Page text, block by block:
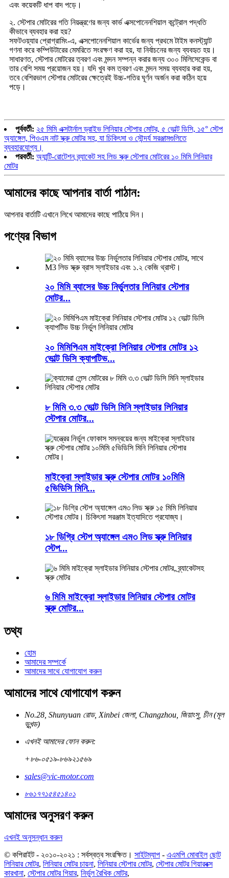
এবং কয়েকটি ধাপ বাদ পড়ে।
২. স্টেপার মোটরের গতি নিয়ন্ত্রণের জন্য কার্ভ এক্সপোনেনশিয়াল কন্ট্রোল পদ্ধতি
কীভাবে ব্যবহার করা হয়?
সফটওয়্যার প্রোগ্রামিং-এ, এক্সপোনেনশিয়াল কার্ভের জন্য প্রথমে টাইম কনস্ট্যান্ট
গণনা করে কম্পিউটারের মেমরিতে সংরক্ষণ করা হয়, যা নির্বাচনের জন্য ব্যবহৃত হয়।
সাধারণত, স্টেপার মোটরের ত্বরণ এবং মন্দন সম্পন্ন করার জন্য ৩০০ মিলিসেকেন্ড বা
তার বেশি সময় প্রয়োজন হয়। যদি খুব কম ত্বরণ এবং মন্দন সময় ব্যবহার করা হয়,
তবে বেশিরভাগ স্টেপার মোটরের ক্ষেত্রেই উচ্চ-গতির ঘূর্ণন অর্জন করা কঠিন হয়ে
পড়ে।
পূর্ববর্তী: ২৫ মিমি এক্সটার্নাল ড্রাইভ লিনিয়ার স্টেপার মোটর, ৫ ভোল্ট ডিসি, ১৫° স্টেপ
অ্যাঙ্গেল, পিওএম নাট স্ক্রু মোটর সহ, যা চিকিৎসা ও সৌন্দর্য সরঞ্জামগুলিতে
ব্যবহারযোগ্য।
পরবর্তী: অ্যান্টি-রোটেশন ব্র্যাকেট সহ লিড স্ক্রু স্টেপার মোটরের ১০ মিমি লিনিয়ার
মোটর
আমাদের কাছে আপনার বার্তা পাঠান:
আপনার বার্তাটি এখানে লিখে আমাদের কাছে পাঠিয়ে দিন।
পণ্যের বিভাগ
২০ মিমি ব্যাসের উচ্চ নির্ভুলতার লিনিয়ার স্টেপার
মোটর...
২০ মিমিপিএম মাইক্রো লিনিয়ার স্টেপার মোটর ১২
ভোল্ট ডিসি ক্যাপটিভ...
৮ মিমি ৩.৩ ভোল্ট ডিসি মিনি স্লাইডার লিনিয়ার
স্টেপার মোটর...
মাইক্রো স্লাইডার স্ক্রু স্টেপার মোটর ১০মিমি
৫ভিডিসি মিনি...
১৮ ডিগ্রি স্টেপ অ্যাঙ্গেল এম৩ লিড স্ক্রু লিনিয়ার
স্টেপ...
৬ মিমি মাইক্রো স্লাইডার লিনিয়ার স্টেপার মোটর
স্ক্রু মোটর...
তথ্য
হোম
আমাদের সম্পর্কে
আমাদের সাথে যোগাযোগ করুন
আমাদের সাথে যোগাযোগ করুন
No.28, Shunyuan রোড, Xinbei জেলা, Changzhou, জিয়াংসু, চীন (মূল
ভূখন্ড)
এখনই আমাদের ফোন করুন:
+৮৬-০৫১৯-৮৬৯২১৫৬৯
sales@vic-motor.com
৮৬১৭৭১৫৪৫১৪০১
আমাদের অনুসরণ করুন
এখনই অনুসন্ধান করুন
© কপিরাইট - ২০১০-২০২১ : সর্বস্বত্ব সংরক্ষিত। সাইটম্যাপ - এএমপি মোবাইল ছোট
লিনিয়ার মোটর, লিনিয়ার মোটর চায়না, লিনিয়ার স্টেপার মোটর, স্টেপার মোটর গিয়ারবক্স
কারখানা, স্টেপার মোটর গিয়ার, নির্ভুল রৈখিক মোটর,